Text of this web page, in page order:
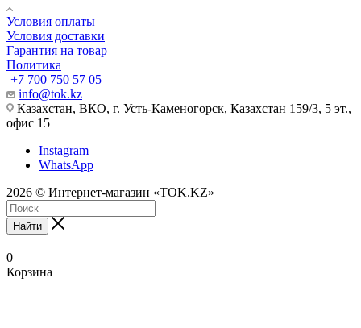
Условия оплаты
Условия доставки
Гарантия на товар
Политика
+7 700 750 57 05
info@tok.kz
Казахстан, ВКО, г. Усть-Каменогорск, Казахстан 159/3, 5 эт.,
офис 15
Instagram
WhatsApp
2026 © Интернет-магазин «TOK.KZ»
Найти
0
Корзина